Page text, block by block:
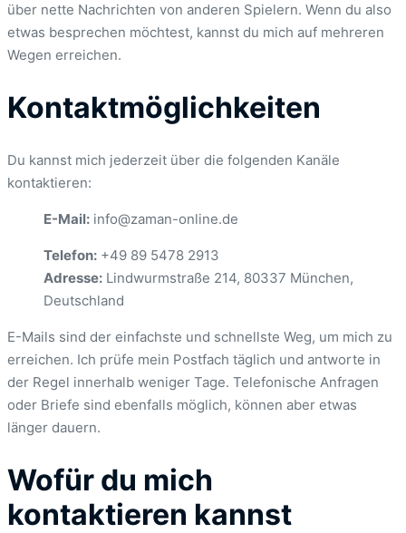
über nette Nachrichten von anderen Spielern. Wenn du also
etwas besprechen möchtest, kannst du mich auf mehreren
Wegen erreichen.
Kontaktmöglichkeiten
Du kannst mich jederzeit über die folgenden Kanäle
kontaktieren:
E-Mail: info@zaman-online.de
Telefon: +49 89 5478 2913
Adresse: Lindwurmstraße 214, 80337 München,
Deutschland
E-Mails sind der einfachste und schnellste Weg, um mich zu
erreichen. Ich prüfe mein Postfach täglich und antworte in
der Regel innerhalb weniger Tage. Telefonische Anfragen
oder Briefe sind ebenfalls möglich, können aber etwas
länger dauern.
Wofür du mich
kontaktieren kannst